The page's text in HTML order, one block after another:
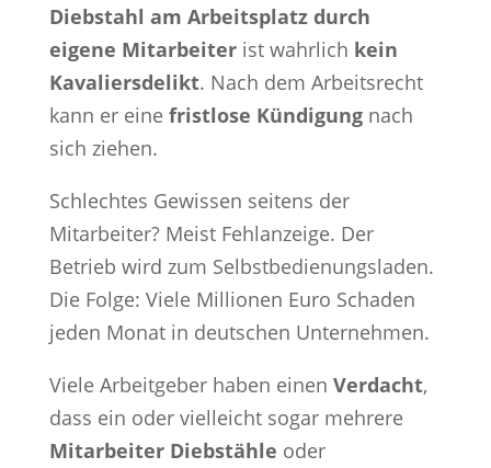
Diebstahl am Arbeitsplatz durch
eigene Mitarbeiterist wahrlich kein
Kavaliersdelikt. Nach dem Arbeitsrecht
kann er eine fristlose Kündigungnach
sich ziehen.
Schlechtes Gewissen seitens der
Mitarbeiter? Meist Fehlanzeige. Der
Betrieb wird zum Selbstbedienungsladen.
Die Folge: Viele Millionen Euro Schaden
jeden Monat in deutschen Unternehmen.
Viele Arbeitgeber haben einen Verdacht,
dass ein oder vielleicht sogar mehrere
Mitarbeiter Diebstähle oder